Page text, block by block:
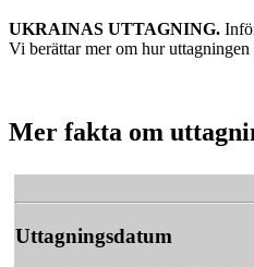
UKRAINAS UTTAGNING.
Vi berättar mer om hur
Mer fakta om
Uttagningsdatum